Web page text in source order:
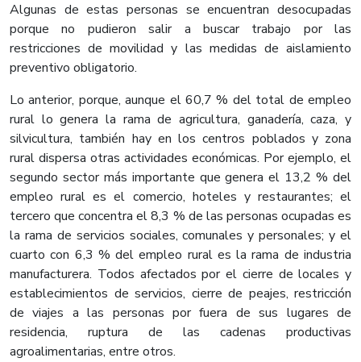
Algunas de estas personas se encuentran desocupadas
porque no pudieron salir a buscar trabajo por las
restricciones de movilidad y las medidas de aislamiento
preventivo obligatorio.
Lo anterior, porque, aunque el 60,7 % del total de empleo
rural lo genera la rama de agricultura, ganadería, caza, y
silvicultura, también hay en los centros poblados y zona
rural dispersa otras actividades económicas. Por ejemplo, el
segundo sector más importante que genera el 13,2 % del
empleo rural es el comercio, hoteles y restaurantes; el
tercero que concentra el 8,3 % de las personas ocupadas es
la rama de servicios sociales, comunales y personales; y el
cuarto con 6,3 % del empleo rural es la rama de industria
manufacturera. Todos afectados por el cierre de locales y
establecimientos de servicios, cierre de peajes, restricción
de viajes a las personas por fuera de sus lugares de
residencia, ruptura de las cadenas productivas
agroalimentarias, entre otros.